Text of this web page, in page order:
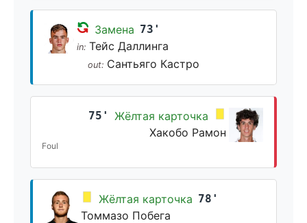
Замена 73'
in: Тейс Даллинга
out: Сантьяго Кастро
75'
Жёлтая карточка
Хакобо Рамон
Foul
Жёлтая карточка 78'
Томмазо Побега